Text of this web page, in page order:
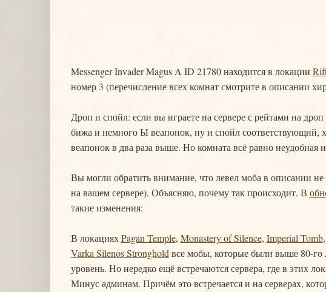
Messenger Invader Magus A ID 21780 находится в локации
номер 3 (перечисление всех комнат смотрите в описании
Дроп и спойл: если вы играете на сервере с рейтами на
бижа и немного Ы веапонок, ну и спойл соответствующий,
веапонок в два раза выше. Но комната всё равно неудобная
Вы могли обратить внимание, что левел моба в описании
на вашем сервере). Объясняю, почему так происходит. В
такие изменения:
В локацияхPagan Temple, Monastery of Silence, Imperial Tomb,
Varka Silenos Stronghold все мобы, которые были выше 80-го
уровень. Но нередко ещё встречаются сервера, где в этих
Минус админам. Причём это встречается и на серверах,